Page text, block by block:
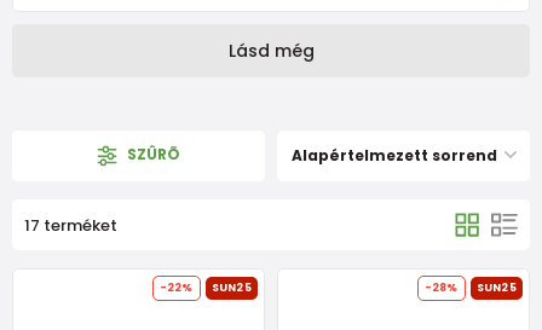
Lásd még
SZÛRÕ Alapértelmezett sorrend
17 terméket
-22% SUN25 -28% SUN25